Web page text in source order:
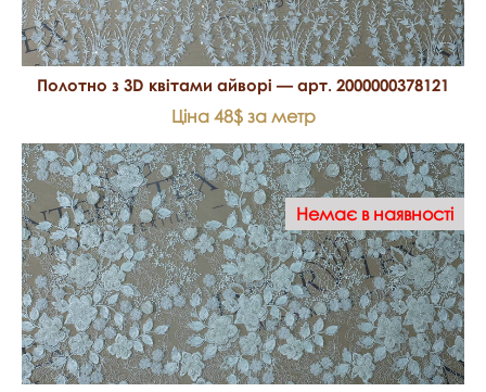
Полотно з 3D квітами айворі — арт. 2000000378121
Ціна 48$ за метр
Немає в наявності